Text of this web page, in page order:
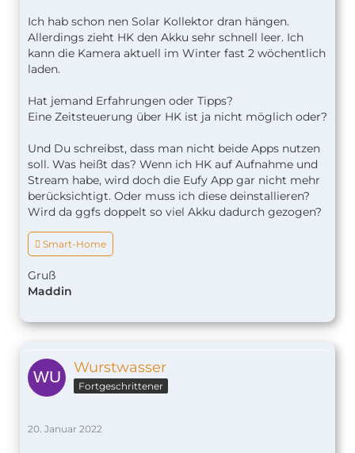
Ich hab schon nen Solar Kollektor dran hängen.
Allerdings zieht HK den Akku sehr schnell leer. Ich
kann die Kamera aktuell im Winter fast 2 wöchentlich
laden.
Hat jemand Erfahrungen oder Tipps?
Eine Zeitsteuerung über HK ist ja nicht möglich oder?
Und Du schreibst, dass man nicht beide Apps nutzen
soll. Was heißt das? Wenn ich HK auf Aufnahme und
Stream habe, wird doch die Eufy App gar nicht mehr
berücksichtigt. Oder muss ich diese deinstallieren?
Wird da ggfs doppelt so viel Akku dadurch gezogen?
 Smart-Home
Gruß
Maddin
Wurstwasser
Fortgeschrittener
20. Januar 2022